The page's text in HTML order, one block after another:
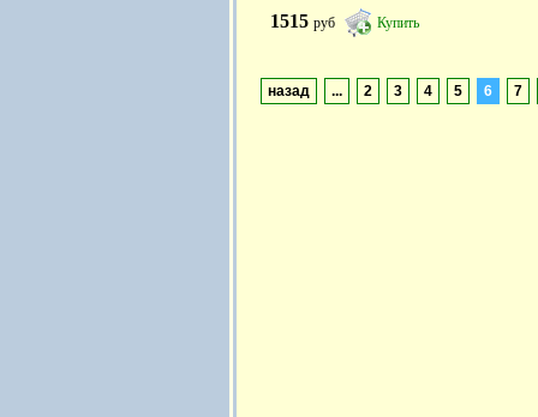
1515 руб Купить
назад ... 2 3 4 5 6 7